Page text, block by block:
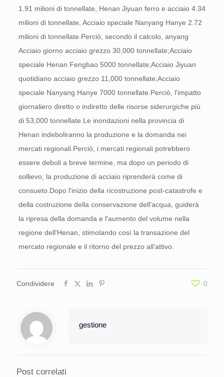
1.91 milioni di tonnellate, Henan Jiyuan ferro e acciaio 4.34
milioni di tonnellate, Acciaio speciale Nanyang Hanye 2.72
milioni di tonnellate. Perciò, secondo il calcolo, anyang
Acciaio giorno acciaio grezzo 30,000 tonnellate;Acciaio
speciale Henan Fengbao 5000 tonnellate;Acciaio Jiyuan
quotidiano acciaio grezzo 11,000 tonnellate;Acciaio
speciale Nanyang Hanye 7000 tonnellate. Perciò, l'impatto
giornaliero diretto o indiretto delle risorse siderurgiche più
di 53,000 tonnellate. Le inondazioni nella provincia di
Henan indeboliranno la produzione e la domanda nei
mercati regionali. Perciò, i mercati regionali potrebbero
essere deboli a breve termine, ma dopo un periodo di
sollievo, la produzione di acciaio riprenderà come di
consueto. Dopo l'inizio della ricostruzione post-catastrofe e
della costruzione della conservazione dell'acqua, guiderà
la ripresa della domanda e l'aumento del volume nella
regione dell'Henan, stimolando così la transazione del
mercato regionale e il ritorno del prezzo all'attivo.
Condividere 0
gestione
Post correlati